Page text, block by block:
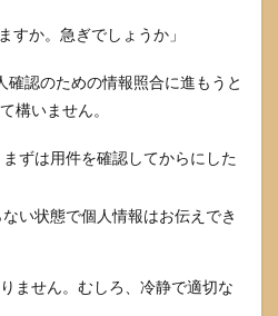
すか。急ぎでしょうか」
確認のための情報照合に進もうと
構いません。
まずは用件を確認してからにした
ない状態で個人情報はお伝えでき
ません。むしろ、冷静で適切な